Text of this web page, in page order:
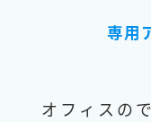
専用
オフィスの